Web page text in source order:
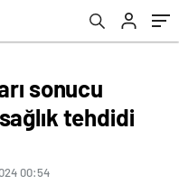
sonucu
tehdidi
00:54